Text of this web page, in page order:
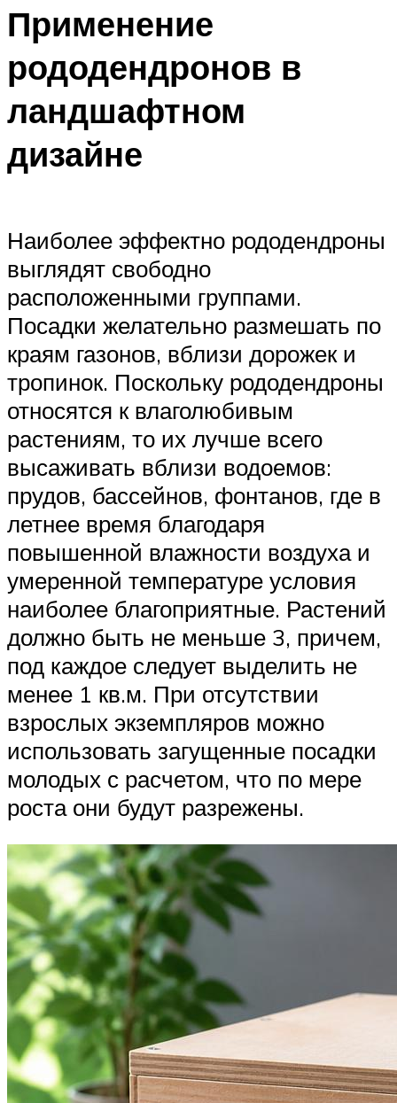
Применение
рододендронов в
ландшафтном
дизайне
Наиболее эффектно рододендроны
выглядят свободно
расположенными группами.
Посадки желательно размешать по
краям газонов, вблизи дорожек и
тропинок. Поскольку рододендроны
относятся к влаголюбивым
растениям, то их лучше всего
высаживать вблизи водоемов:
прудов, бассейнов, фонтанов, где в
летнее время благодаря
повышенной влажности воздуха и
умеренной температуре условия
наиболее благоприятные. Растений
должно быть не меньше 3, причем,
под каждое следует выделить не
менее 1 кв.м. При отсутствии
взрослых экземпляров можно
использовать загущенные посадки
молодых с расчетом, что по мере
роста они будут разрежены.